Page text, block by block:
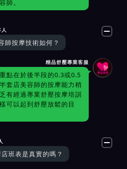
師。
師按摩技術如何？
精品舒壓專業客服
點在於後半段的0.3或0.5
套店美容師的按摩能力稍
有經過專業舒壓按摩培訓
可以起到舒壓放鬆的目
班表是真實的嗎？